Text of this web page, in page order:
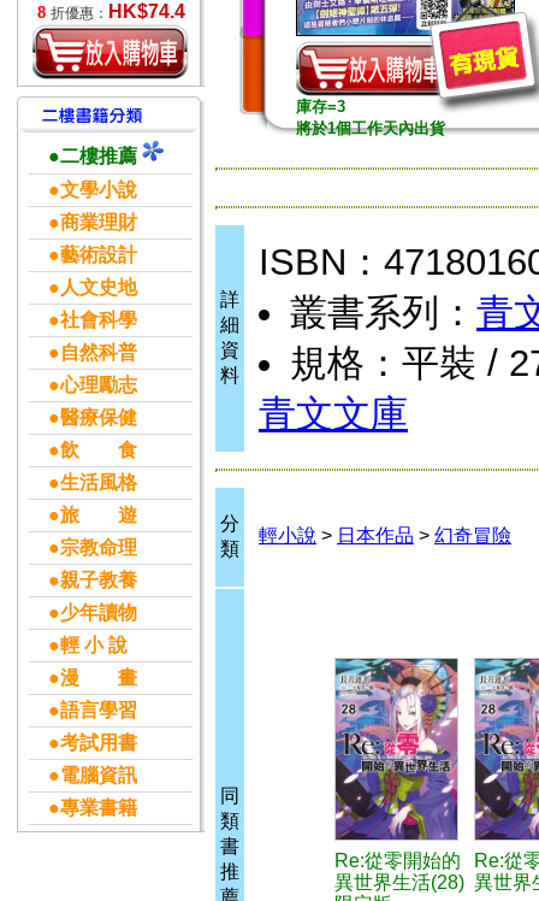
8 折優惠： HK$74.4
●二樓推薦
●文學小說
●商業理財
●藝術設計
●人文史地
●社會科學
●自然科普
●心理勵志
●醫療保健
●飲 食
●生活風格
●旅 遊
●宗教命理
●親子教養
●少年讀物
●輕 小 說
●漫 畫
●語言學習
●考試用書
●電腦資訊
●專業書籍
庫存=3
將於1個工作天內出貨
詳
細
資
料
ISBN：
叢書系列： 青
規格：平裝 /
青文文庫
分
類
輕小說 > 日本作品 > 幻奇冒險
同
類
書
推
薦
Re:從零開始的
異世界生活(28)
Re:從
異世界